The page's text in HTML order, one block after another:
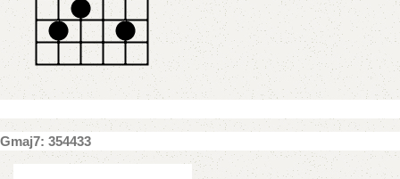
Gmaj7: 354433